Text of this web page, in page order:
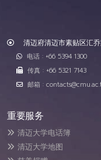
清迈府清迈市素贴区汇
电话 : +66 5394 1300
传真 : +66 5321 7143
邮箱 :
重要服务
清迈大学电话簿
清迈大学地图